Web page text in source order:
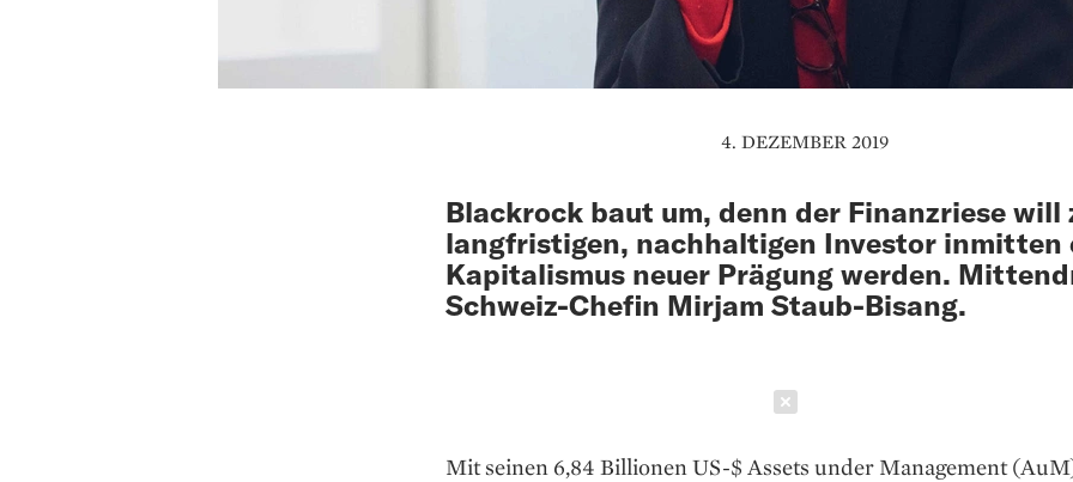
4. DEZEMBER 2019
Blackrock baut um, denn der Finanzriese will
langfristigen, nachhaltigen Investor inmitten
Kapitalismus neuer Prägung werden.
Schweiz-Chefin Mirjam Staub-Bisang.
Mit seinen 6,84 Billionen US-$ Assets under Management